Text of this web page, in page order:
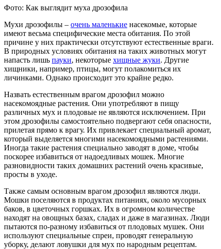
Фото: Как выглядит муха дрозофила
Мухи дрозофилы – очень маленькие насекомые, которые
имеют весьма специфические места обитания. По этой
причине у них практически отсутствуют естественные враги.
В природных условиях обитания на таких животных могут
напасть лишь пауки, некоторые хищные жуки. Другие
хищники, например, птицы, могут полакомиться их
личинками. Однако происходит это крайне редко.
Назвать естественным врагом дрозофил можно
насекомоядные растения. Они употребляют в пищу
различных мух и плодовые не являются исключением. При
этом дрозофилы самостоятельно подвергают себя опасности,
прилетая прямо к врагу. Их привлекает специальный аромат,
который выделяется многими насекомоядными растениями.
Иногда такие растения специально заводят в доме, чтобы
поскорее избавиться от надоедливых мошек. Многие
разновидности таких домашних растений очень красивые,
просты в уходе.
Также самым основным врагом дрозофил являются люди.
Мошки поселяются в продуктах питаниях, около мусорных
баков, в цветочных горшках. Их в огромном количестве
находят на овощных базах, сладах и даже в магазинах. Люди
пытаются по-разному избавиться от плодовых мушек. Они
используют специальные спреи, проводят генеральную
уборку, делают ловушки для мух по народным рецептам.